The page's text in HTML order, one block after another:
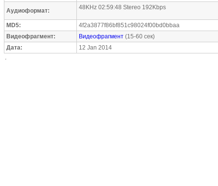
Аудиоформат: 48KHz 02:59:48 Stereo 192Kbps
MD5:
4f2a3877f86bf851c98024f00bd0bbaa
Видеофрагмент:
Видеофрагмент (15-60 сек)
Дата:
12 Jan 2014